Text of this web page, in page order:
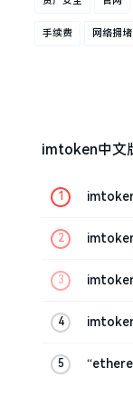
手续费 网络拥堵
imtoken中文